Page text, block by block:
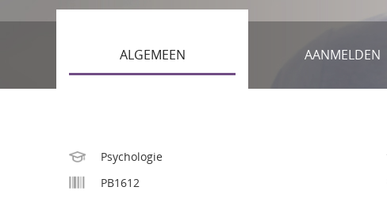
ALGEMEEN AANMELDEN
Psychologie
PB1612